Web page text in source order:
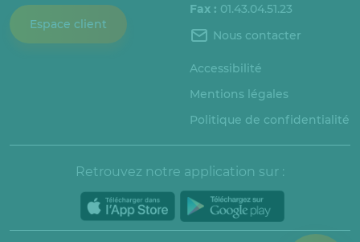
Espace client
Fax : 01.43.04.51.23
Nous contacter
Accessibilité
Mentions légales
Politique de confidentialité
Retrouvez notre application sur :